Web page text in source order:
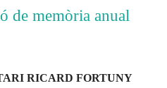
de memòria anual
RICARD FORTUNY